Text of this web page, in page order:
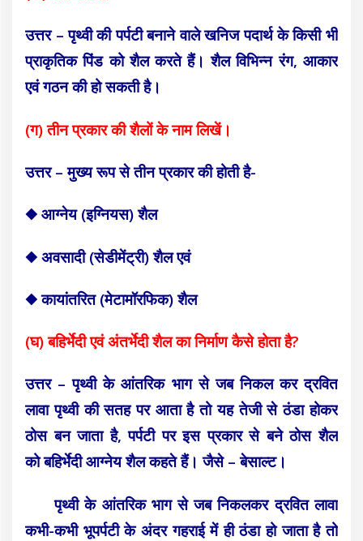
उत्तर – पृथ्वी की पर्पटी बनाने वाले खनिज पदार्थ के किसी भी
प्राकृतिक पिंड को शैल करते हैं। शैल विभिन्न रंग, आकार
एवं गठन की हो सकती है।
(ग) तीन प्रकार की शैलों के नाम लिखें।
उत्तर – मुख्य रूप से तीन प्रकार की होती है-
◆ आग्नेय (इग्नियस) शैल
◆ अवसादी (सेडीमेंट्री) शैल एवं
◆ कायांतरित (मेटामॉरफिक) शैल
(घ)बहिर्भेदीएवं अंतर्भेदीशैल का निर्माण कैसे होता है?
उत्तर – पृथ्वी के आंतरिक भाग से जब निकल कर द्रवित
लावा पृथ्वी की सतह पर आता है तो यह तेजी से ठंडा होकर
ठोस बन जाता है, पर्पटी पर इस प्रकार से बने ठोस शैल
कोबहिर्भेदी आग्नेयशैल कहते हैं। जैसे – बेसाल्ट।
पृथ्वी के आंतरिक भाग से जब निकलकर द्रवित लावा
कभी-कभी भूपर्पटी के अंदर गहराई में ही ठंडा हो जाता है तो